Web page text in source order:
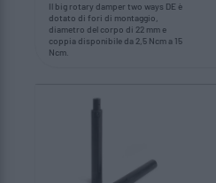
Il big rotary damper two ways DE è
dotato di fori di montaggio,
diametro del corpo di 22 mm e
coppia disponibile da 2,5 Ncm a 15
Ncm.